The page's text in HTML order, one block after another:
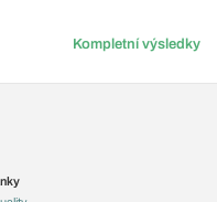
Kompletní výsledky